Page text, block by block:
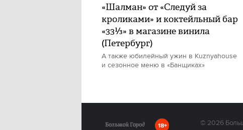
«Шалман» от «Следуй за
кроликами» и коктейльный бар
«33⅓» в магазине винила
(Петербург)
А также юбилейный ужин в Kuznyahouse
и сезонное меню в «Банщиках»
18+ © 2026